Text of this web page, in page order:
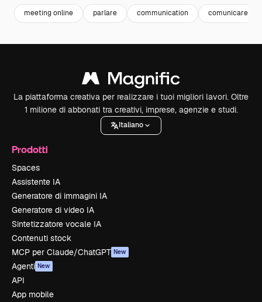
meeting online parlare communication comunicare
La piattaforma creativa per realizzare i tuoi migliori lavori. Oltre
1 milione di abbonati tra creativi, imprese, agenzie e studi.
Italiano
Prodotti
Spaces
Assistente IA
Generatore di immagini IA
Generatore di video IA
Sintetizzatore vocale IA
Contenuti stock
MCP per Claude/ChatGPT New
Agenti New
API
App mobile